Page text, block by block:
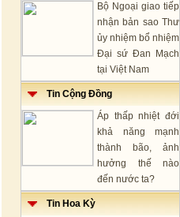
Bộ Ngoại giao tiếp
nhận bản sao Thư
ủy nhiệm bổ nhiệm
Đại sứ Đan Mạch
tại Việt Nam
Tin Cộng Đồng
Áp thấp nhiệt đới
khả năng mạnh
thành bão, ảnh
hưởng thế nào
đến nước ta?
Tin Hoa Kỳ